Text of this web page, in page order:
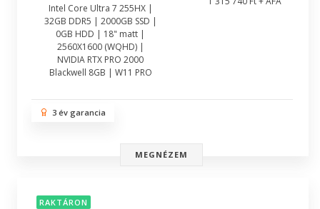
Intel Core Ultra 7 255HX |
32GB DDR5 | 2000GB SSD |
0GB HDD | 18" matt |
2560X1600 (WQHD) |
NVIDIA RTX PRO 2000
Blackwell 8GB | W11 PRO
3 év garancia
MEGNÉZEM
RAKTÁRON